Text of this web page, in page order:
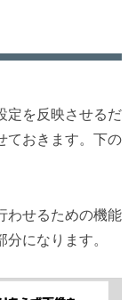
定を反映させるだ
ておきます。下の
わせるための機能
になります。